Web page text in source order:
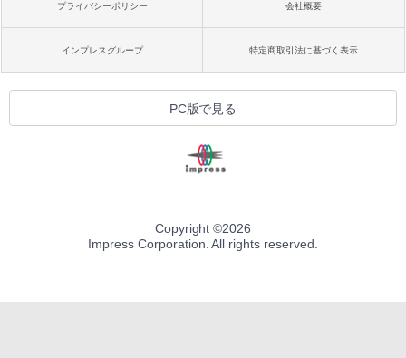
プライバシーポリシー 会社概要
インプレスグループ 特定商取引法に基づく表示
PC版で見る
Copyright ©2026
Impress Corporation. All rights reserved.